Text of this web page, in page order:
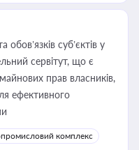
суб’єктів у
сервітут, що є
прав власників,
ефективного
комплекс